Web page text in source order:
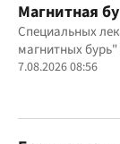
Магнитная
Специальных
магнитных бурь"
7.08.2026 08:56